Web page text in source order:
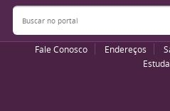
Buscar no portal
Fale Conosco Endereços